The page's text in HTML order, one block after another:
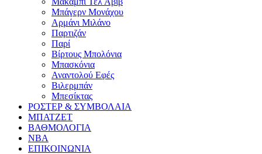
Μπάγερν Μονάχου
Αρμάνι Μιλάνο
Παρτιζάν
Παρί
Βίρτους Μπολόνια
Μπασκόνια
Αναντολού Εφές
Βιλερμπάν
Μπεσίκτας
ΡΟΣΤΕΡ & ΣΥΜΒΟΛΑΙΑ
ΜΠΑΤΖΕΤ
ΒΑΘΜΟΛΟΓΙΑ
ΝΒΑ
ΕΠΙΚΟΙΝΩΝΙΑ